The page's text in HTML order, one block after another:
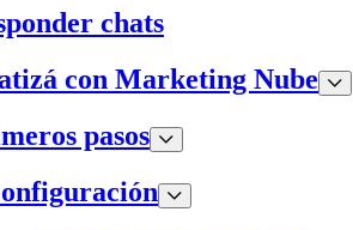
chats
con Marketing Nube
pasos